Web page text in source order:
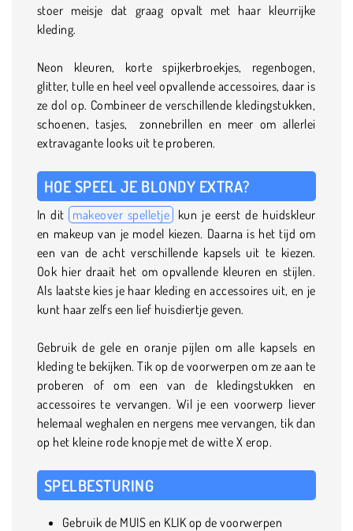
stoer meisje dat graag opvalt met haar kleurrijke
kleding.
Neon kleuren, korte spijkerbroekjes, regenbogen,
glitter, tulle en heel veel opvallende accessoires, daar is
ze dol op. Combineer de verschillende kledingstukken,
schoenen, tasjes, zonnebrillen en meer om allerlei
extravagante looks uit te proberen.
HOE SPEEL JE BLONDY EXTRA?
In dit makeover spelletje kun je eerst de huidskleur
en makeup van je model kiezen. Daarna is het tijd om
een van de acht verschillende kapsels uit te kiezen.
Ook hier draait het om opvallende kleuren en stijlen.
Als laatste kies je haar kleding en accessoires uit, en je
kunt haar zelfs een lief huisdiertje geven.
Gebruik de gele en oranje pijlen om alle kapsels en
kleding te bekijken. Tik op de voorwerpen om ze aan te
proberen of om een van de kledingstukken en
accessoires te vervangen. Wil je een voorwerp liever
helemaal weghalen en nergens mee vervangen, tik dan
op het kleine rode knopje met de witte X erop.
SPELBESTURING
Gebruik de MUIS en KLIK op de voorwerpen